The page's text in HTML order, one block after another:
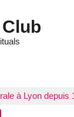
à Lyon depuis